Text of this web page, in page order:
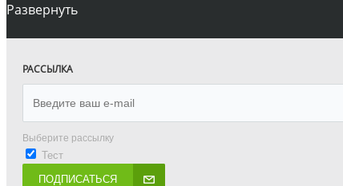
Развернуть
РАССЫЛКА
Выберите рассылку
Тест
ПОДПИСАТЬСЯ